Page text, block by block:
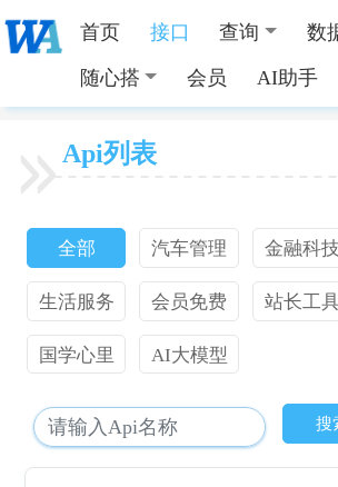
首页 接口 查询 数
随心搭 会员 AI助手
Api列表
全部 汽车管理 金融科技
生活服务 会员免费 站长工
国学心里 AI大模型
搜